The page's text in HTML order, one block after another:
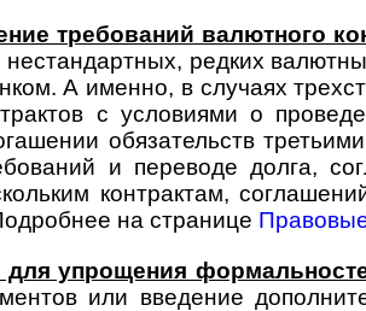
требований валютного
нестандартных, редких
А именно, в случаях
с условиями о
обязательств
и переводе долга,
контрактам,
на странице
для упрощения
или введение